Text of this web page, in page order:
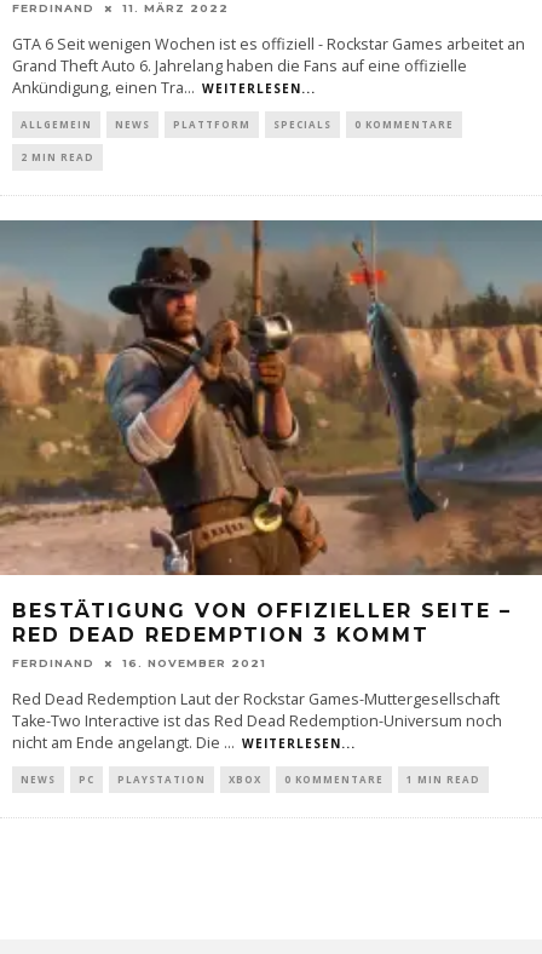
FERDINAND 11. MÄRZ 2022
GTA 6 Seit wenigen Wochen ist es offiziell - Rockstar Games arbeitet an
Grand Theft Auto 6. Jahrelang haben die Fans auf eine offizielle
Ankündigung, einen Tra... WEITERLESEN...
ALLGEMEIN NEWS PLATTFORM SPECIALS 0 KOMMENTARE
2 MIN READ
BESTÄTIGUNG VON OFFIZIELLER SEITE –
RED DEAD REDEMPTION 3 KOMMT
FERDINAND 16. NOVEMBER 2021
Red Dead Redemption Laut der Rockstar Games-Muttergesellschaft
Take-Two Interactive ist das Red Dead Redemption-Universum noch
nicht am Ende angelangt. Die ... WEITERLESEN...
NEWS PC PLAYSTATION XBOX 0 KOMMENTARE 1 MIN READ